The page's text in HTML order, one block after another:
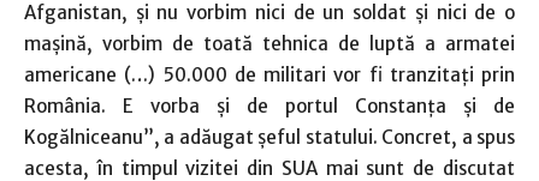
Afganistan, şi nu vorbim nici de un soldat şi nici de o
maşină, vorbim de toată tehnica de luptă a armatei
americane (…) 50.000 de militari vor fi tranzitaţi prin
România. E vorba şi de portul Constanţa şi de
Kogălniceanu”, a adăugat şeful statului. Concret, a spus
acesta, în timpul vizitei din SUA mai sunt de discutat